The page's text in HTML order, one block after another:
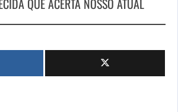
QUE ACERTA NOSSO ATUAL